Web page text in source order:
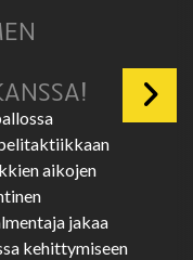
aikojen
jakaa
kehittymiseen